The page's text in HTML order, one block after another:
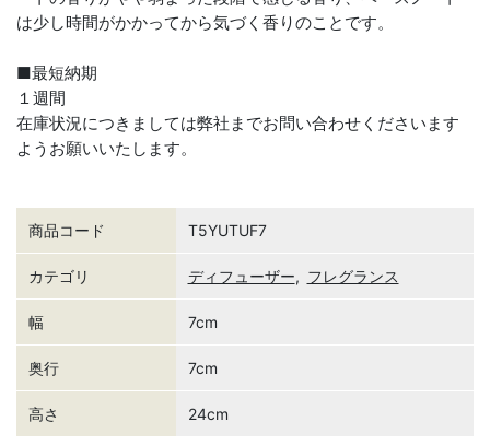
は少し時間がかかってから気づく香りのことです。
■最短納期
１週間
在庫状況につきましては弊社までお問い合わせくださいます
ようお願いいたします。
商品コード T5YUTUF7
カテゴリ ディフューザー, フレグランス
幅 7cm
奥行 7cm
高さ 24cm